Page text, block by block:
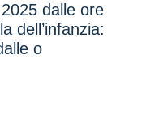
dalle ore
dell’infanzia:
o